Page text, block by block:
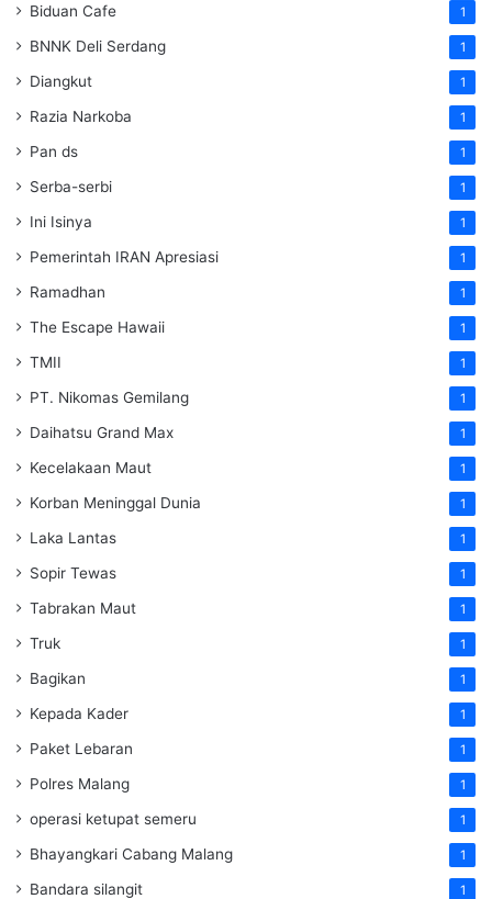
Biduan Cafe 1
BNNK Deli Serdang 1
Diangkut 1
Razia Narkoba 1
Pan ds 1
Serba-serbi 1
Ini Isinya 1
Pemerintah IRAN Apresiasi 1
Ramadhan 1
The Escape Hawaii 1
TMII 1
PT. Nikomas Gemilang 1
Daihatsu Grand Max 1
Kecelakaan Maut 1
Korban Meninggal Dunia 1
Laka Lantas 1
Sopir Tewas 1
Tabrakan Maut 1
Truk 1
Bagikan 1
Kepada Kader 1
Paket Lebaran 1
Polres Malang 1
operasi ketupat semeru 1
Bhayangkari Cabang Malang 1
Bandara silangit 1